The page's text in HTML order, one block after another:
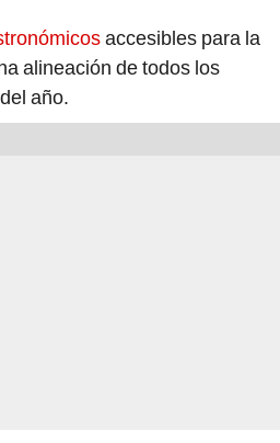
accesibles para la
alineación de todos los
año.